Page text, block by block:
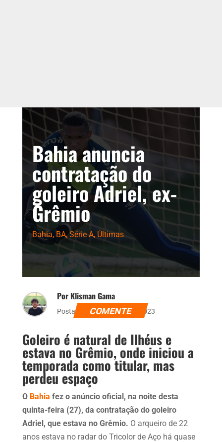
Bahia anuncia
contratação do
goleiro Adriel, ex-
Grêmio
Bahia, BA,Série A, Últimas
Por Klisman Gama
Postado dia 27 de julho de 2023
COMENTE
Goleiro é natural de Ilhéus e
estava no Grêmio, onde iniciou a
temporada como titular, mas
perdeu espaço
O Bahia fez o anúncio oficial, na noite desta
quinta-feira (27), da contratação do goleiro
Adriel, que estava no Grêmio. O arqueiro de 22
anos estava no radar do Tricolor de Aço há quase